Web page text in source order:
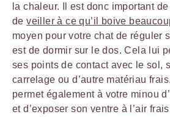
la chaleur. Il est donc important
deveiller à ce qu’il boive
moyen pour votre chat de réguler
est de dormir sur le dos. Cela lui
ses points de contact avec le sol,
carrelage ou d’autre matériau
permet également à votre minou
et d’exposer son ventre à l’air